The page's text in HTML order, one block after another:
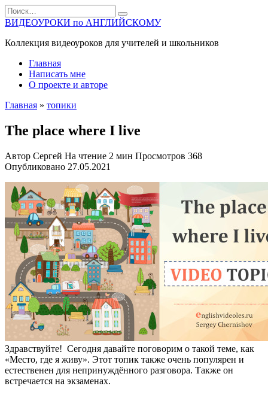
Перейти
к
содержанию
Search
for:
ВИДЕОУРОКИ по АНГЛИЙСКОМУ
Коллекция видеоуроков для учителей и школьников
Главная
Написать мне
О проекте и авторе
Главная » топики
The place where I live
Автор Сергей На чтение 2 мин Просмотров 368
Опубликовано 27.05.2021
Здравствуйте! Сегодня давайте поговорим о такой теме, как
«Место, где я живу». Этот топик также очень популярен и
естественен для непринуждённого разговора. Также он
встречается на экзаменах.